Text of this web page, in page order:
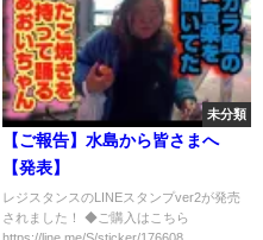
未分類
【ご報告】水島から皆さまへ
【発表】
レジスタンスのLINEスタンプver2が発売
されました！ ◆ご購入はこちら